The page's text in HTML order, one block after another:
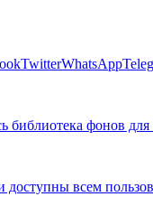
TwitterWhatsApp
библиотека фонов
доступны всем